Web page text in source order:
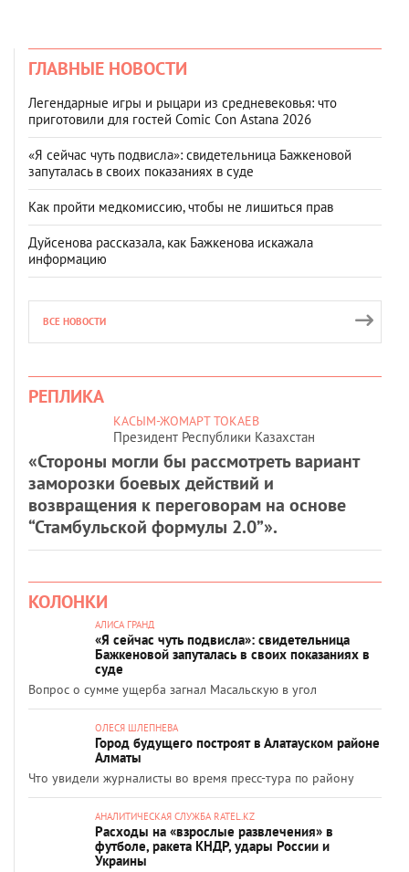
ГЛАВНЫЕ НОВОСТИ
Легендарные игры и рыцари из средневековья: что
приготовили для гостей Comic Con Astana 2026
«Я сейчас чуть подвисла»: свидетельница Бажкеновой
запуталась в своих показаниях в суде
Как пройти медкомиссию, чтобы не лишиться прав
Дуйсенова рассказала, как Бажкенова искажала
информацию
ВСЕ НОВОСТИ
РЕПЛИКА
КАСЫМ-ЖОМАРТ ТОКАЕВ
Президент Республики Казахстан
«Стороны могли бы рассмотреть вариант
заморозки боевых действий и
возвращения к переговорам на основе
“Стамбульской формулы 2.0”».
КОЛОНКИ
АЛИСА ГРАНД
«Я сейчас чуть подвисла»: свидетельница
Бажкеновой запуталась в своих показаниях в
суде
Вопрос о сумме ущерба загнал Масальскую в угол
ОЛЕСЯ ШЛЕПНЕВА
Город будущего построят в Алатауском районе
Алматы
Что увидели журналисты во время пресс-тура по району
АНАЛИТИЧЕСКАЯ СЛУЖБА RATEL.KZ
Расходы на «взрослые развлечения» в
футболе, ракета КНДР, удары России и
Украины